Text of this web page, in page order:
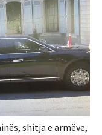
shitja e armëve,